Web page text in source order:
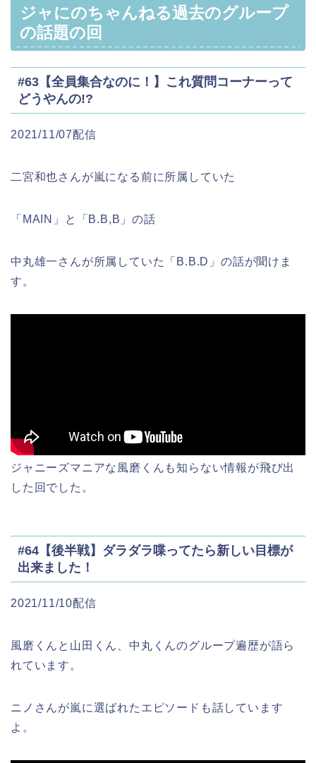
ジャにのちゃんねる過去のグループ
の話題の回
#63【全員集合なのに！】これ質問コーナーって
どうやんの!?
2021/11/07配信
二宮和也さんが嵐になる前に所属していた
「MAIN」と「B.B,B」の話
中丸雄一さんが所属していた「B.B.D」の話が聞けま
す。
ジャニーズマニアな風磨くんも知らない情報が飛び出
した回でした。
#64【後半戦】ダラダラ喋ってたら新しい目標が
出来ました！
2021/11/10配信
風磨くんと山田くん、中丸くんのグループ遍歴が語ら
れています。
ニノさんが嵐に選ばれたエピソードも話しています
よ。